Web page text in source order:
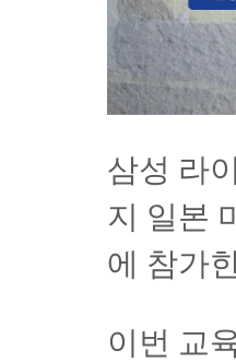
삼성 라
지 일본
에 참가
이번 교